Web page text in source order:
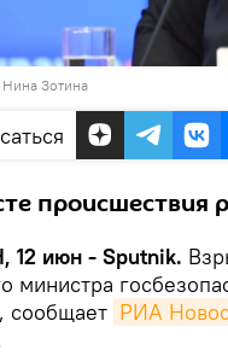
Зотина
происшествия
12 июн - Sputnik.
министра
сообщает РИА